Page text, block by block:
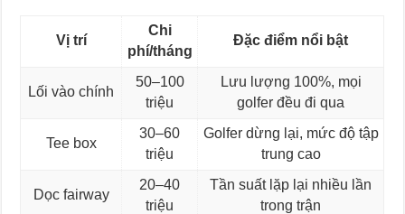
Vị trí
Chi
phí/tháng
Đặc điểm nổi bật
Lối vào chính
50–100
triệu
Lưu lượng 100%, mọi
golfer đều đi qua
Tee box
30–60
triệu
Golfer dừng lại, mức độ tập
trung cao
Dọc fairway
20–40
triệu
Tần suất lặp lại nhiều lần
trong trận